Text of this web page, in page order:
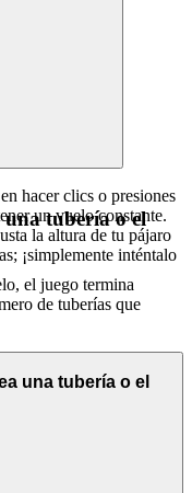
hacer clics o presiones
un vuelo constante.
la altura de tu pájaro
¡simplemente inténtalo
una tubería o el
el juego termina
de tuberías que
una tubería o el